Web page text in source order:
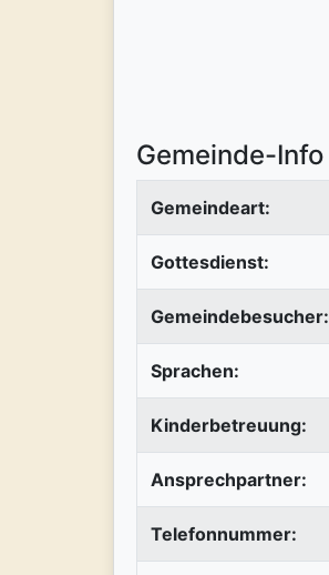
Gemeinde-Info
Gemeindeart:
Gottesdienst:
Gemeindebesucher:
Sprachen:
Kinderbetreuung:
Ansprechpartner:
Telefonnummer: